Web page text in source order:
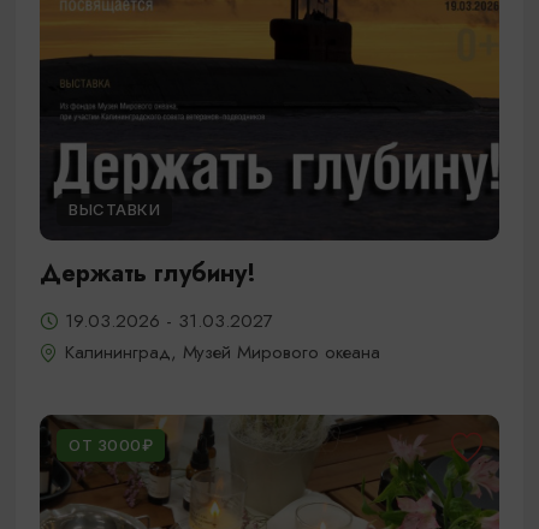
ВЫСТАВКИ
Держать глубину!
19.03.2026 - 31.03.2027
Калининград, Музей Мирового океана
ОТ 3000₽